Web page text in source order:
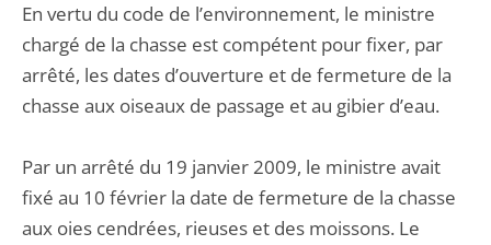
En vertu du code de l’environnement, le ministre
chargé de la chasse est compétent pour fixer, par
arrêté, les dates d’ouverture et de fermeture de la
chasse aux oiseaux de passage et au gibier d’eau.
Par un arrêté du 19 janvier 2009, le ministre avait
fixé au 10 février la date de fermeture de la chasse
aux oies cendrées, rieuses et des moissons. Le